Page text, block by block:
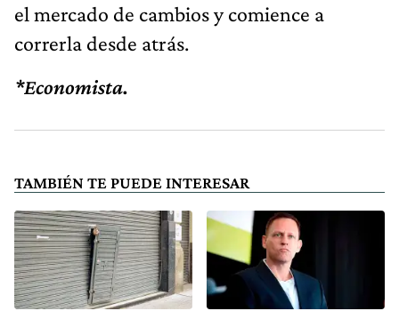
el mercado de cambios y comience a
correrla desde atrás.
*Economista.
TAMBIÉN TE PUEDE INTERESAR